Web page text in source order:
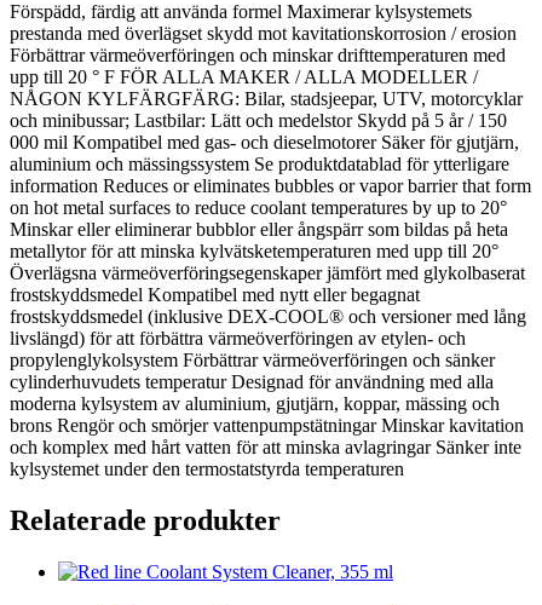
Förspädd, färdig att använda formel Maximerar kylsystemets
prestanda med överlägset skydd mot kavitationskorrosion / erosion
Förbättrar värmeöverföringen och minskar drifttemperaturen med
upp till 20 ° F FÖR ALLA MAKER / ALLA MODELLER /
NÅGON KYLFÄRGFÄRG: Bilar, stadsjeepar, UTV, motorcyklar
och minibussar; Lastbilar: Lätt och medelstor Skydd på 5 år / 150
000 mil Kompatibel med gas- och dieselmotorer Säker för gjutjärn,
aluminium och mässingssystem Se produktdatablad för ytterligare
information Reduces or eliminates bubbles or vapor barrier that form
on hot metal surfaces to reduce coolant temperatures by up to 20°
Minskar eller eliminerar bubblor eller ångspärr som bildas på heta
metallytor för att minska kylvätsketemperaturen med upp till 20°
Överlägsna värmeöverföringsegenskaper jämfört med glykolbaserat
frostskyddsmedel Kompatibel med nytt eller begagnat
frostskyddsmedel (inklusive DEX-COOL® och versioner med lång
livslängd) för att förbättra värmeöverföringen av etylen- och
propylenglykolsystem Förbättrar värmeöverföringen och sänker
cylinderhuvudets temperatur Designad för användning med alla
moderna kylsystem av aluminium, gjutjärn, koppar, mässing och
brons Rengör och smörjer vattenpumpstätningar Minskar kavitation
och komplex med hårt vatten för att minska avlagringar Sänker inte
kylsystemet under den termostatstyrda temperaturen
Relaterade produkter